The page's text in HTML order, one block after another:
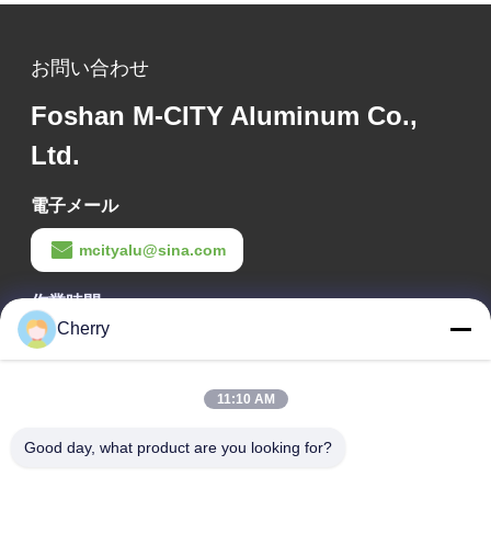
お問い合わせ
Foshan M-CITY Aluminum Co.,
Ltd.
電子メール
mcityalu@sina.com
作業時間
8:00-22:00
ヘグイ工業公園,リシュイ,南海・フォシャン 広東P.R.中国
Cherry
11:10 AM
Good day, what product are you looking for?